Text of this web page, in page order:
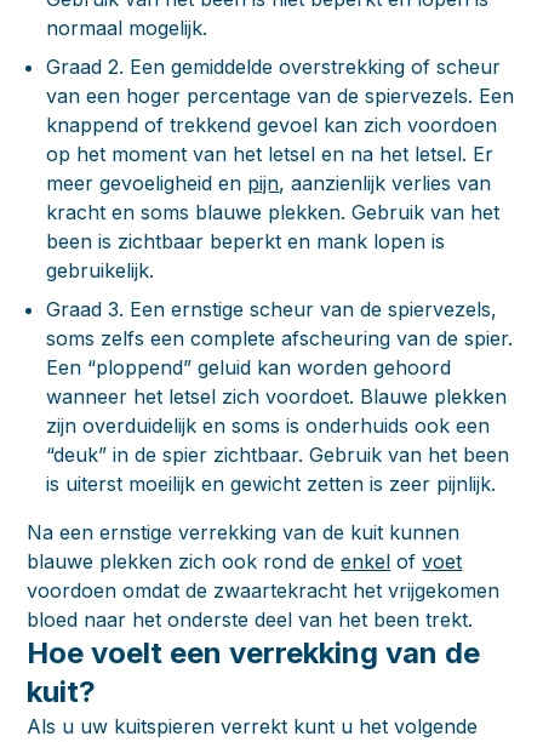
normaal mogelijk.
Graad 2. Een gemiddelde overstrekking of scheur
van een hoger percentage van de spiervezels. Een
knappend of trekkend gevoel kan zich voordoen
op het moment van het letsel en na het letsel. Er
meer gevoeligheid en pijn, aanzienlijk verlies van
kracht en soms blauwe plekken. Gebruik van het
been is zichtbaar beperkt en mank lopen is
gebruikelijk.
Graad 3. Een ernstige scheur van de spiervezels,
soms zelfs een complete afscheuring van de spier.
Een “ploppend” geluid kan worden gehoord
wanneer het letsel zich voordoet. Blauwe plekken
zijn overduidelijk en soms is onderhuids ook een
“deuk” in de spier zichtbaar. Gebruik van het been
is uiterst moeilijk en gewicht zetten is zeer pijnlijk.
Na een ernstige verrekking van de kuit kunnen
blauwe plekken zich ook rond deenkel ofvoet
voordoen omdat de zwaartekracht het vrijgekomen
bloed naar het onderste deel van het been trekt.
Hoe voelt een verrekking van de
kuit?
Als u uw kuitspieren verrekt kunt u het volgende